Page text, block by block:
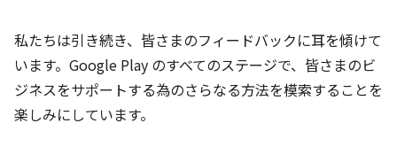
私たちは引き続き、皆さまのフィードバックに耳を傾けて
います。Google Play のすべてのステージで、皆さまのビ
ジネスをサポートする為のさらなる方法を模索することを
楽しみにしています。